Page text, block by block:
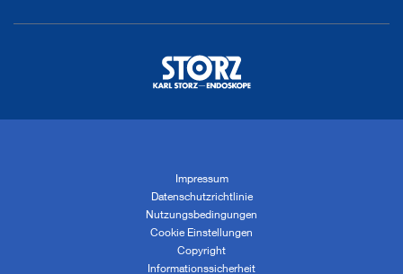
Impressum
Datenschutzrichtlinie
Nutzungsbedingungen
Cookie Einstellungen
Copyright
Informationssicherheit